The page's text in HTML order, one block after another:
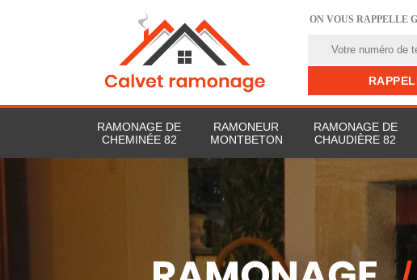
ON VOUS RAPPELLE
RAMONAGE DE
CHEMINÉE 82
RAMONEUR
MONTBETON
RAMONAGE DE
CHAUDIÈRE 82